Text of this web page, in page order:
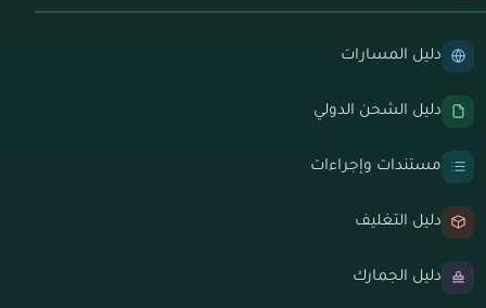
دليل المسارات
دليل الشحن الدولي
مستندات وإجراءات
دليل التغليف
دليل الجمارك